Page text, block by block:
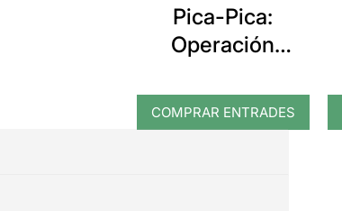
Pica-Pica:
Operación
COMPRAR ENTRADES